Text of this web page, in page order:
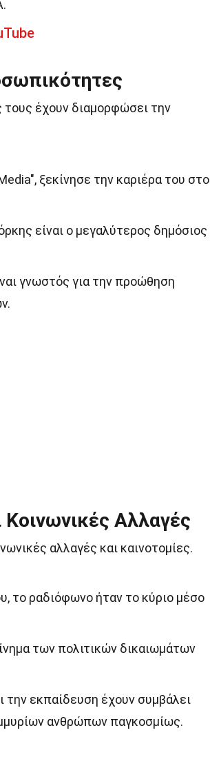
τους έχουν διαμορφώσει την
ξεκίνησε την καριέρα του στο
είναι ο μεγαλύτερος δημόσιος
γνωστός για την προώθηση
Κοινωνικές Αλλαγές
αλλαγές και καινοτομίες.
το ραδιόφωνο ήταν το κύριο μέσο
των πολιτικών δικαιωμάτων
την εκπαίδευση έχουν συμβάλει
ανθρώπων παγκοσμίως.